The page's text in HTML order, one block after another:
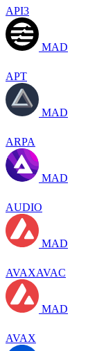
API3
MAD
APT
MAD
ARPA
MAD
AUDIO
MAD
AVAXAVAC
MAD
AVAX